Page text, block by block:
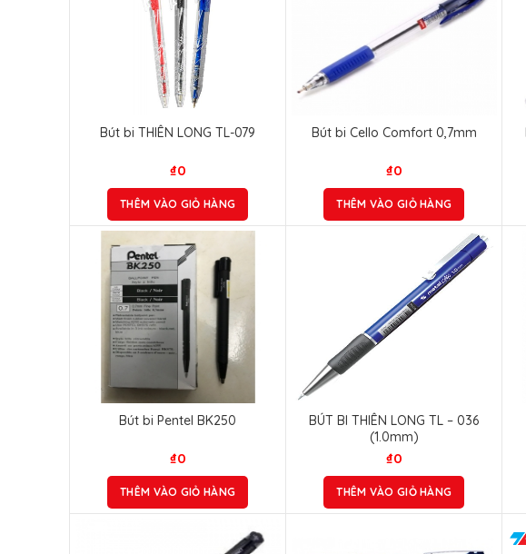
Bút bi THIÊN LONG TL-079
₫0
THÊM VÀO GIỎ HÀNG
Bút bi Cello Comfort 0,7mm
₫0
THÊM VÀO GIỎ HÀNG
Bút bi Pentel BK250
₫0
THÊM VÀO GIỎ HÀNG
BÚT BI THIÊN LONG TL – 036
(1.0mm)
₫0
THÊM VÀO GIỎ HÀNG